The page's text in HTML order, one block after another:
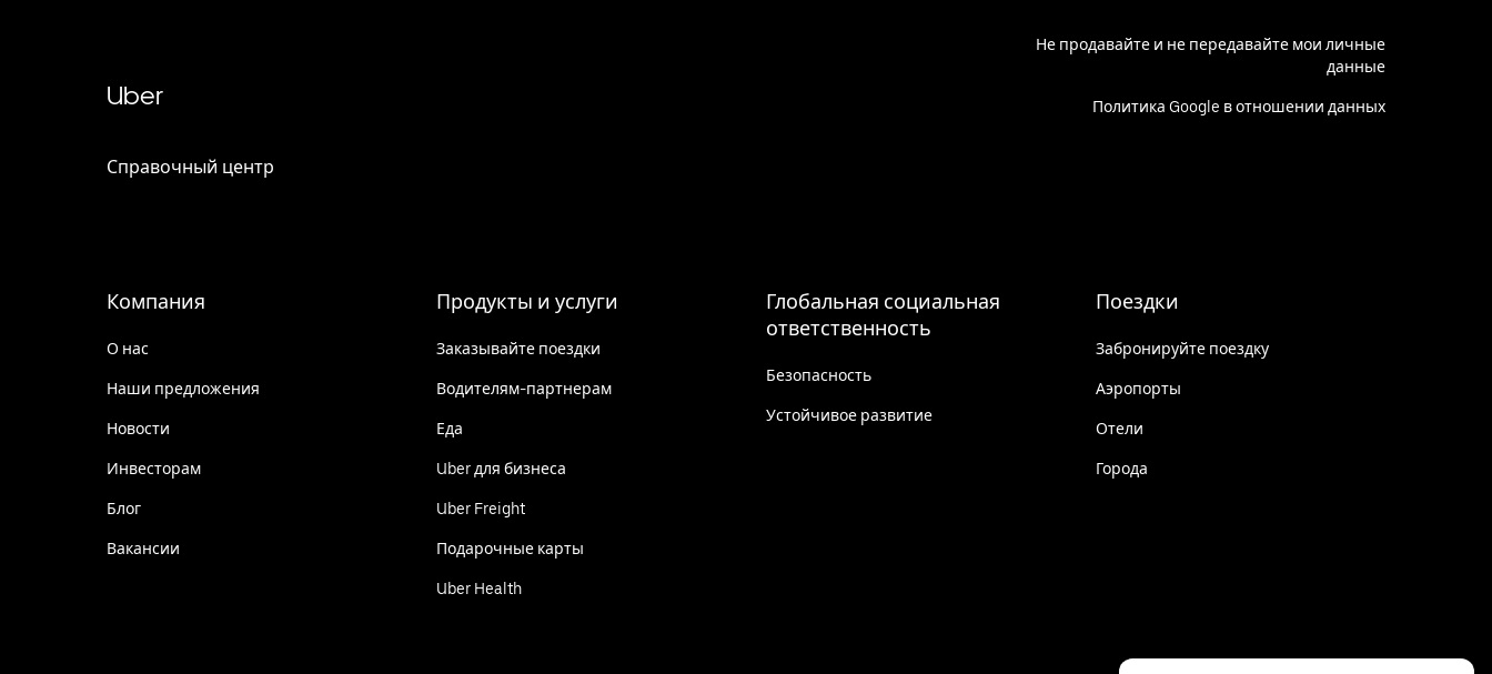
Uber
Справочный центр
Не продавайте и не передавайте мои личные
данные
Политика Google в отношении данных
Компания
О нас
Наши предложения
Новости
Инвесторам
Блог
Вакансии
Продукты и услуги
Заказывайте поездки
Водителям-партнерам
Еда
Uber для бизнеса
Uber Freight
Подарочные карты
Uber Health
Глобальная социальная
ответственность
Безопасность
Устойчивое развитие
Поездки
Забронируйте поездку
Аэропорты
Отели
Города